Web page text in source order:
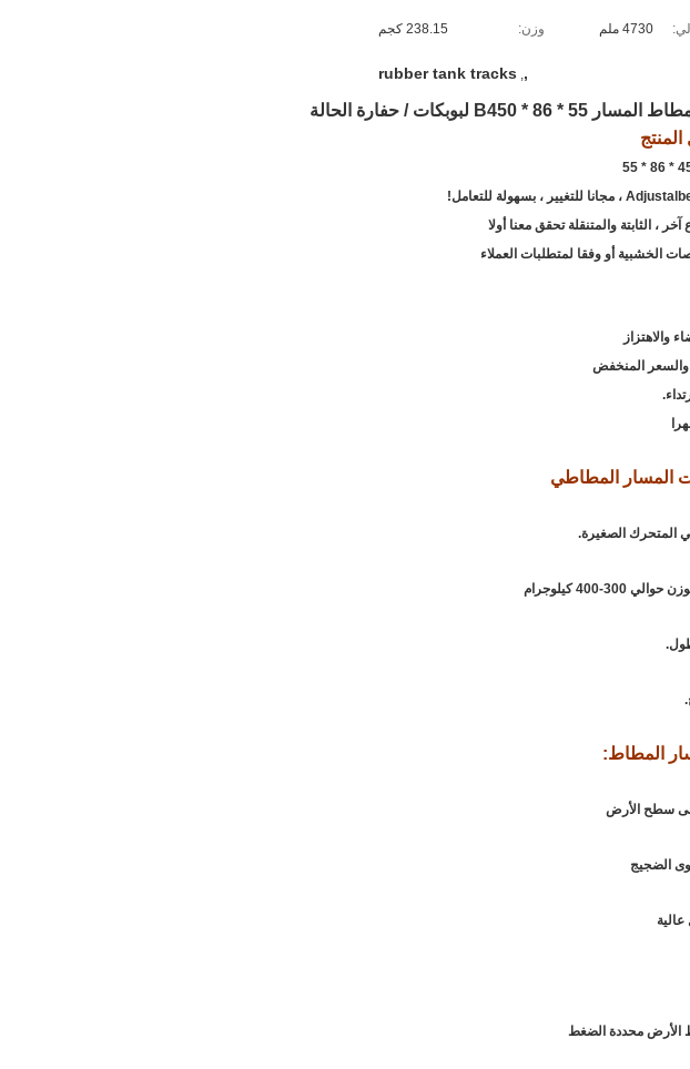
4730 ملم وزن: 238.15 كجم
,
,
rubber tank tracks
المسار المطاطي
المطاط:
سطح الأرض
الضجيج
الأرض محددة الضغط